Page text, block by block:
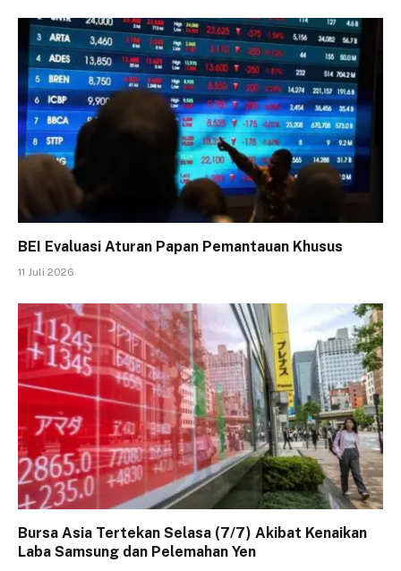
BEI Evaluasi Aturan Papan Pemantauan Khusus
11 Juli 2026
Bursa Asia Tertekan Selasa (7/7) Akibat Kenaikan
Laba Samsung dan Pelemahan Yen